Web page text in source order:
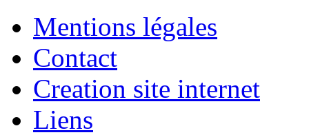
Mentions légales
Contact
Creation site internet
Liens